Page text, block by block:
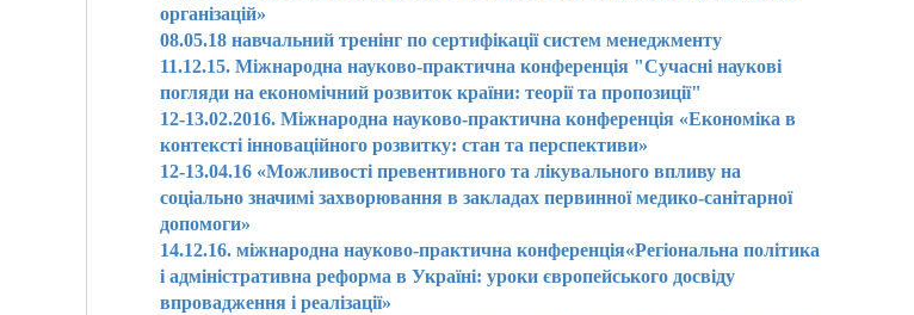
організацій»
08.05.18 навчальний тренінг по сертифікації систем менеджменту
11.12.15. Міжнародна науково-практична конференція "Cучасні наукові
погляди на економічний розвиток країни: теорії та пропозиції"
12-13.02.2016. Міжнародна науково-практична конференція «Економіка в
контексті інноваційного розвитку: стан та перспективи»
12-13.04.16 «Можливості превентивного та лікувального впливу на
соціально значимі захворювання в закладах первинної медико-санітарної
допомоги»
14.12.16. міжнародна науково-практична конференція«Регіональна політика
і адміністративна реформа в Україні: уроки європейського досвіду
впровадження і реалізації»